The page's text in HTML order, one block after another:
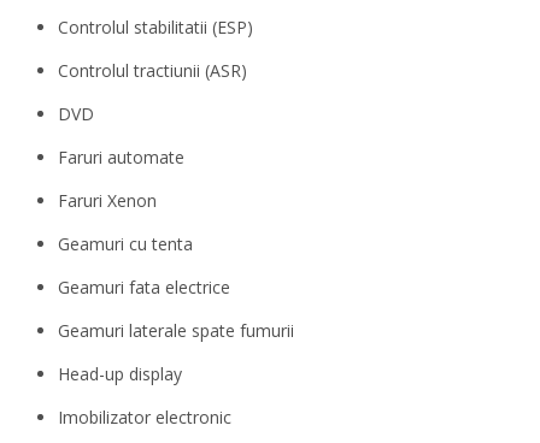
Controlul stabilitatii (ESP)
Controlul tractiunii (ASR)
DVD
Faruri automate
Faruri Xenon
Geamuri cu tenta
Geamuri fata electrice
Geamuri laterale spate fumurii
Head-up display
Imobilizator electronic